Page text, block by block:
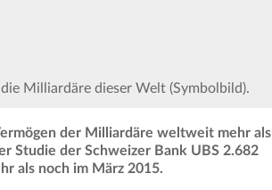
Milliardäre dieser Welt (Symbolbild).
der Milliardäre weltweit mehr als
Studie der Schweizer Bank UBS 2.682
als noch im März 2015.